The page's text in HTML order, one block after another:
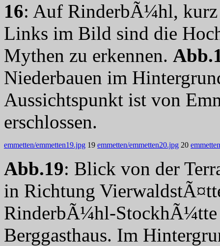
16: Auf RinderbÃ¼hl,
Links im Bild sind die
Mythen zu erkennen.
Niederbauen im
Aussichtspunkt ist von
erschlossen.
emmetten/emmetten19.jpg 19 emmetten/emmetten20.jpg 20
Abb.19: Blick von der
in Richtung
RinderbÃ¼hl-StockhÃ¼tte
Berggasthaus. Im